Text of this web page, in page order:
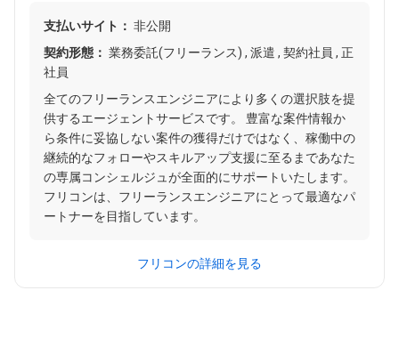
支払いサイト： 非公開
契約形態： 業務委託(フリーランス) , 派遣 , 契約社員 , 正
社員
全てのフリーランスエンジニアにより多くの選択肢を提
供するエージェントサービスです。 豊富な案件情報か
ら条件に妥協しない案件の獲得だけではなく、稼働中の
継続的なフォローやスキルアップ支援に至るまであなた
の専属コンシェルジュが全面的にサポートいたします。
フリコンは、フリーランスエンジニアにとって最適なパ
ートナーを目指しています。
フリコンの詳細を見る